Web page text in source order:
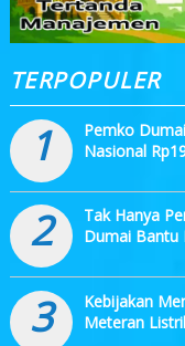
TERPOPULER
1
Pemko
Nasional
2
Tak Hanya
Dumai Bantu
3
Kebijakan
Meteran